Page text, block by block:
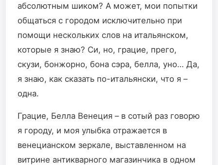
абсолютным шиком? А может, мои попытки
общаться с городом исключительно при
помощи нескольких слов на итальянском,
которые я знаю? Си, но, грацие, прего,
скузи, бонжорно, бона сэра, белла, уно… Да,
я знаю, как сказать по-итальянски, что я –
одна.
Грацие, Белла Венеция – в сотый раз говорю
я городу, и моя улыбка отражается в
венецианском зеркале, выставленном на
витрине антикварного магазинчика в одном